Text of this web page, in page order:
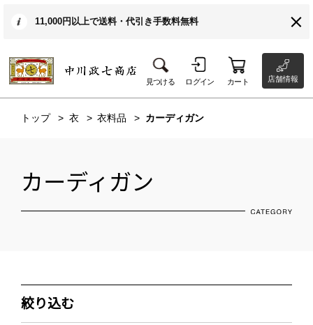
11,000円以上で送料・代引き手数料無料
見つける ログイン カート 店舗情報
トップ 衣 衣料品 カーディガン
カーディガン
絞り込む